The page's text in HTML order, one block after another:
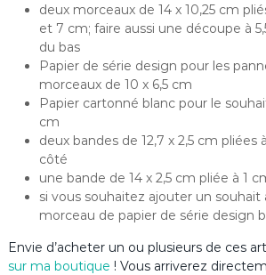
deux morceaux de 14 x 10,25 cm
et 7 cm; faire aussi une découpe à
du bas
Papier de série design pour les
morceaux de 10 x 6,5 cm
Papier cartonné blanc pour le
cm
deux bandes de 12,7 x 2,5 cm pliées
côté
une bande de 14 x 2,5 cm pliée à 1
si vous souhaitez ajouter un souhait
morceau de papier de série design
Envie d’acheter un ou plusieurs de ces
sur ma boutique ! Vous arriverez